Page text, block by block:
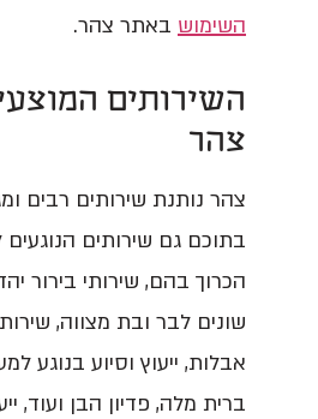
השימושבאתר צהר.
השירותים
צהר
צהר נותנת שירותים רבים
בתוכם גם שירותים הנוגעים
הכרוך בהם, שירותי בירור
שונים לבר ובת מצווה, שירות
אבלות, ייעוץ וסיוע בנוגע
ברית מלה, פדיון הבן ועוד,